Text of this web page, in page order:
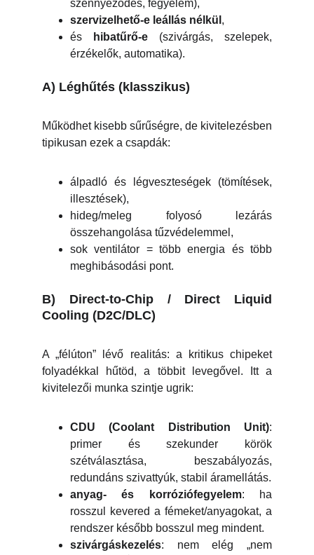
szennyeződés, fegyelem),
szervizelhető-e leállás nélkül ,
és
hibatűrő-e (szivárgás, szelepek,
érzékelők, automatika).
A) Léghűtés (klasszikus)
Működhet kisebb sűrűségre, de kivitelezésben
tipikusan ezek a csapdák:
álpadló és légveszteségek (tömítések,
illesztések),
hideg/meleg folyosó lezárás
összehangolása tűzvédelemmel,
sok ventilátor = több energia és több
meghibásodási pont.
B) Direct-to-Chip / Direct Liquid
Cooling (D2C/DLC)
A „félúton” lévő realitás: a kritikus chipeket
folyadékkal hűtöd, a többit levegővel. Itt a
kivitelezői munka szintje ugrik:
CDU (Coolant Distribution Unit):
primer és szekunder körök
szétválasztása, beszabályozás,
redundáns szivattyúk, stabil áramellátás.
anyag- és korróziófegyelem: ha
rosszul kevered a fémeket/anyagokat, a
rendszer később bosszul meg mindent.
szivárgáskezelés: nem elég „nem